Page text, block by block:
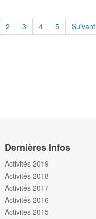
2 3 4 5 Suivant
Dernières Infos
Activités 2019
Activités 2018
Activités 2017
Activités 2016
Activites 2015